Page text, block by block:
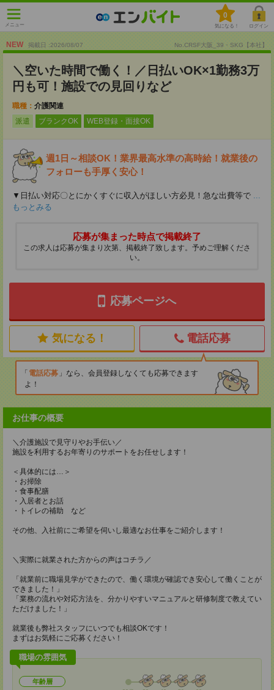
メニュー
0
気になる！ ログイン
NEW 掲載日 :2026/08/07 No.CRSF大阪_39・SKG【本社】
＼空いた時間で働く！／日払いOK×1勤務3万
円も可！施設での見回りなど
職種： 介護関連
派遣
ブランクOK WEB登録・面接OK
週1日～相談OK！業界最高水準の高時給！就業後の
フォローも手厚く安心！
▼日払い対応〇とにかくすぐに収入がほしい方必見！急な出費等で ...
もっとみる
応募が集まった時点で掲載終了
この求人は応募が集まり次第、掲載終了致します。予めご理解くださ
い。
応募ページへ
気になる！ 電話応募
電話応募
なら、会員登録しなくても応募できます
よ！
お仕事の概要
＼介護施設で見守りやお手伝い／
施設を利用するお年寄りのサポートをお任せします！
＜具体的には…＞
・お掃除
・食事配膳
・入居者とお話
・トイレの補助 など
その他、入社前にご希望を伺いし最適なお仕事をご紹介します！
＼実際に就業された方からの声はコチラ／
「就業前に職場見学ができたので、働く環境が確認でき安心して働くことが
できました！」
「業務の流れや対応方法を、分かりやすいマニュアルと研修制度で教えてい
ただけました！」
就業後も弊社スタッフにいつでも相談OKです！
まずはお気軽にご応募ください！
職場の雰囲気
年齢層